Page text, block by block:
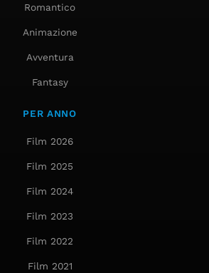
Romantico
Animazione
Avventura
Fantasy
PER ANNO
Film 2026
Film 2025
Film 2024
Film 2023
Film 2022
Film 2021